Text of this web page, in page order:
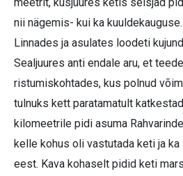
nii nägemis- kui ka kuuldekauguse.
Linnades ja asulates loodeti
Sealjuures anti endale aru, et
ristumiskohtades, kus polnud
tulnuks kett paratamatult
kilomeetrile pidi asuma
kelle kohus oli vastutada keti ja
eest. Kava kohaselt pidid keti